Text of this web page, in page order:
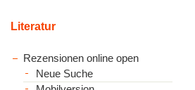
Literatur
Rezensionen online open
Neue Suche